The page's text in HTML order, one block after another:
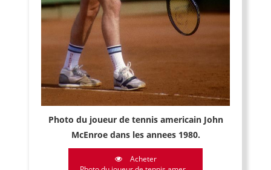
Photo du joueur de tennis americain John
McEnroe dans les annees 1980.
Acheter